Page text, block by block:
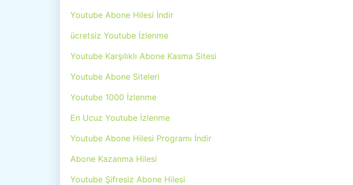
Youtube Abone Hilesi İndir
ücretsiz Youtube İzlenme
Youtube Karşılıklı Abone Kasma Sitesi
Youtube Abone Siteleri
Youtube 1000 İzlenme
En Ucuz Youtube İzlenme
Youtube Abone Hilesi Programı İndir
Abone Kazanma Hilesi
Youtube Şifresiz Abone Hilesi